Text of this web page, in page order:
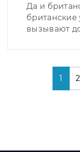
Да и
британские
вызывают
1 2